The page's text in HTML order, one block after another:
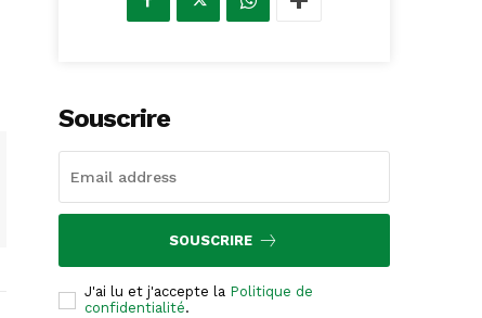
Souscrire
SOUSCRIRE
J'ai lu et j'accepte la Politique de
confidentialité.